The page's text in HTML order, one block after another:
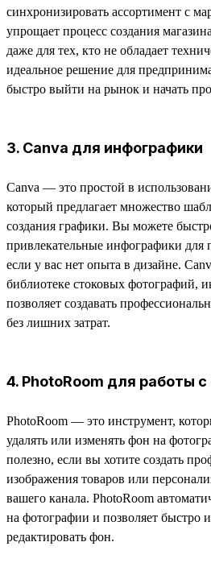
синхронизировать ассортимент с
упрощает процесс создания
даже для тех, кто не обладает
идеальное решение для
быстро выйти на рынок и начать
3. Canva для инфографики
Canva — это простой в
который предлагает множество
создания графики. Вы можете
привлекательные инфографики для
если у вас нет опыта в дизайне.
библиотеке стоковых фотографий,
позволяет создавать
без лишних затрат.
4. PhotoRoom для работы
PhotoRoom — это инструмент,
удалять или изменять фон на
полезно, если вы хотите создать
изображения товаров или
вашего канала. PhotoRoom
на фотографии и позволяет быстро
редактировать фон.